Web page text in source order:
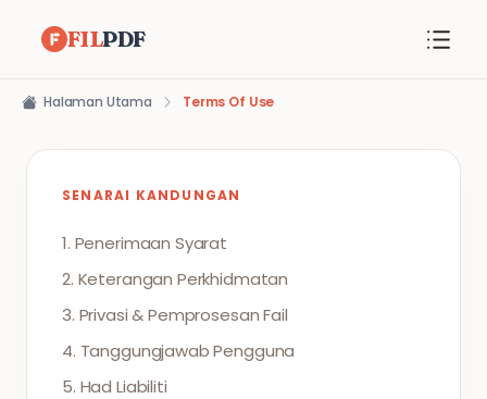
FILPDF
Halaman Utama Terms Of Use
SENARAI KANDUNGAN
1. Penerimaan Syarat
2. Keterangan Perkhidmatan
3. Privasi & Pemprosesan Fail
4. Tanggungjawab Pengguna
5. Had Liabiliti